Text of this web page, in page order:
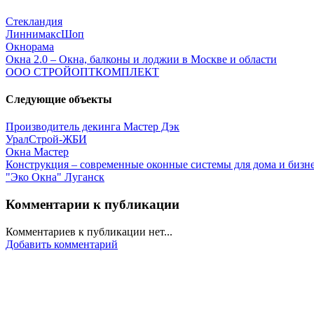
Стекландия
ЛиннимаксШоп
Окнорама
Окна 2.0 – Окна, балконы и лоджии в Москве и области
ООО СТРОЙОПТКОМПЛЕКТ
Следующие объекты
Производитель декинга Мастер Дэк
УралСтрой-ЖБИ
Окна Мастер
Конструкция – современные оконные системы для дома и
"Эко Окна" Луганск
Комментарии к публикации
Комментариев к публикации нет...
Добавить комментарий